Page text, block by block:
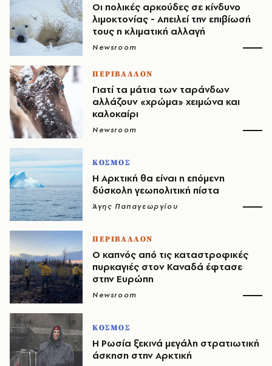
Οι πολικές αρκούδες σε κίνδυνο
λιμοκτονίας - Απειλεί την επιβίωσή
τους η κλιματική αλλαγή
Newsroom
ΠΕΡΙΒΑΛΛΟΝ
Γιατί τα μάτια των ταράνδων
αλλάζουν «χρώμα» χειμώνα και
καλοκαίρι
Newsroom
ΚΟΣΜΟΣ
Η Αρκτική θα είναι η επόμενη
δύσκολη γεωπολιτική πίστα
Άγης Παπαγεωργίου
ΠΕΡΙΒΑΛΛΟΝ
Ο καπνός από τις καταστροφικές
πυρκαγιές στον Καναδά έφτασε
στην Ευρώπη
Newsroom
ΚΟΣΜΟΣ
Η Ρωσία ξεκινά μεγάλη στρατιωτική
άσκηση στην Αρκτική